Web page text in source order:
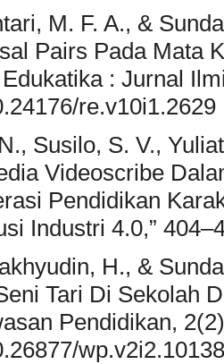
M. F. A., &
Pairs Pada Mata
: Jurnal
re.v10i1.2629
Susilo, S. V.,
Videoscribe
Pendidikan
Industri 4.0,”
H., &
Tari Di Sekolah
Pendidikan,
wp.v2i2.10138